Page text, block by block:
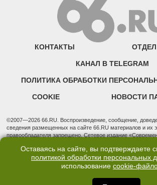
КОНТАКТЫ
КАНАЛ В TELEGRAM
ПОЛИТИКА ОБРАБОТКИ
COOKIE НОВОСТИ
©2007—2026 66.RU. Воспроизведение, сообщение,
сведения размещенных на сайте 66.RU материалов и их
правообладателя запрещено. Сетевое издание
надзору в сфере связи, информационных технологий и
(Роскомнадзор). Регистрационный номер ЭЛ № ФС 77 -
Учредитель: Общество с ограниченной
3, оф. 7015 Фактический адрес редакции и отдела продаж:
Оставаясь на сайте, вы подтверждаете
политикой обработки персональных
использование cookie-